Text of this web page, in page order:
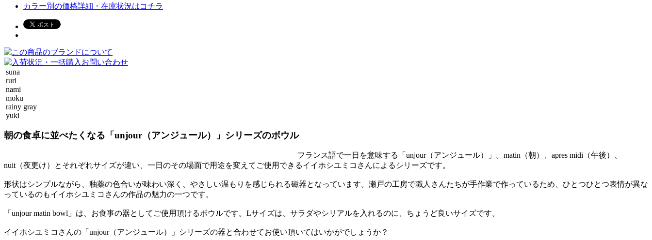
カラー別の価格詳細・在庫状況はコチラ
suna
ruri
nami
moku
rainy gray
yuki
朝の食卓に並べたくなる「unjour（アンジュール）」シリーズのボウル
フランス語で一日を意味する「unjour（アンジュール）」。matin（朝）、apres midi（午後）、
nuit（夜更け）とそれぞれサイズが違い、一日のその場面で用途を変えてご使用できるイイホシユミコさんによるシリーズです。
形状はシンプルながら、釉薬の色合いが味わい深く、やさしい温もりを感じられる磁器となっています。瀬戸の工房で職人さんたちが手作業で作っているため、ひとつひとつ表情が異な
っているのもイイホシユミコさんの作品の魅力の一つです。
「unjour matin bowl」は、お食事の器としてご使用頂けるボウルです。Lサイズは、サラダやシリアルを入れるのに、ちょうど良いサイズです。
イイホシユミコさんの「unjour（アンジュール）」シリーズの器と合わせてお使い頂いてはいかがでしょうか？